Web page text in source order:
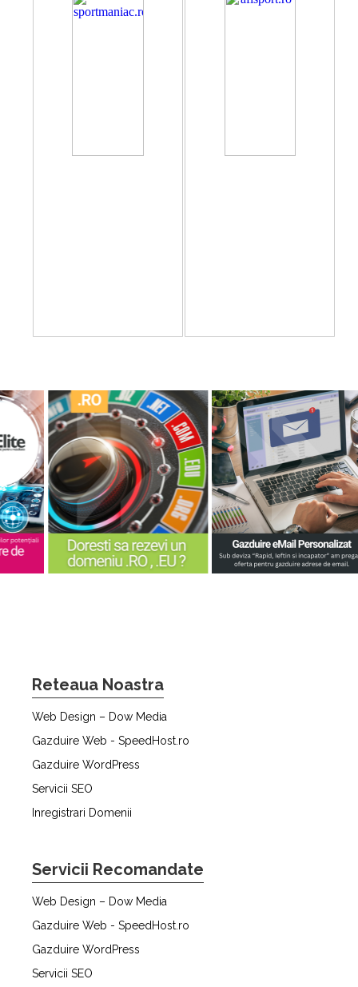
Reteaua Noastra
Web Design – Dow Media
Gazduire Web - SpeedHost.ro
Gazduire WordPress
Servicii SEO
Inregistrari Domenii
Servicii Recomandate
Web Design – Dow Media
Gazduire Web - SpeedHost.ro
Gazduire WordPress
Servicii SEO